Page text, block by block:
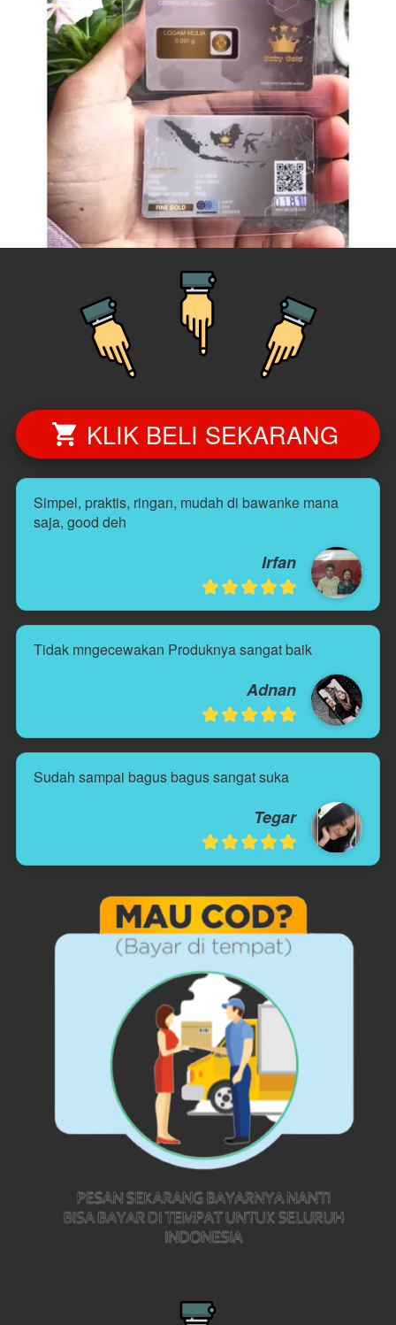
` KLIK BELI SEKARANG
Simpel, praktis, ringan, mudah di bawanke mana
saja, good deh
Irfan
Tidak mngecewakan Produknya sangat baik
Adnan
Sudah sampai bagus bagus sangat suka
Tegar